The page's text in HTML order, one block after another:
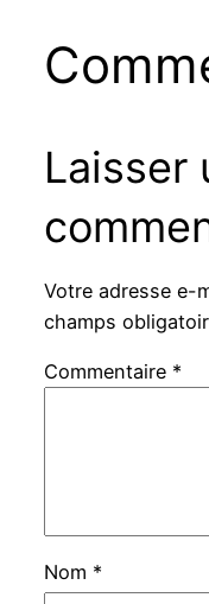
Laisser
Votre adresse e-
champs
Commentaire *
Nom *